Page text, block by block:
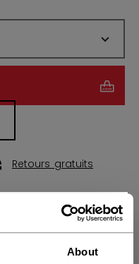
About
des
Unis ?
Retours gratuits
OUVRIR LES